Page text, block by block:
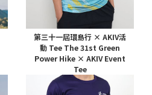
第三十一屆環島行 × AKIV活
動 Tee The 31st Green
Power Hike × AKIV Event
Tee